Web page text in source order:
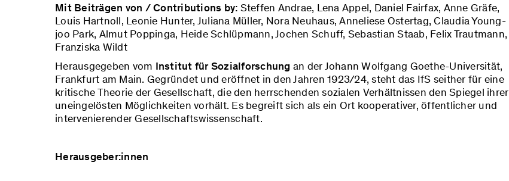
Mit Beiträgen von / Contributions by: Steffen Andrae, Lena Appel, Daniel Fairfax, Anne Gräfe,
Louis Hartnoll, Leonie Hunter, Juliana Müller, Nora Neuhaus, Anneliese Ostertag, Claudia Young-
joo Park, Almut Poppinga, Heide Schlüpmann, Jochen Schuff, Sebastian Staab, Felix Trautmann,
Franziska Wildt
Herausgegeben vom Institut für Sozialforschung an der Johann Wolfgang Goethe-Universität,
Frankfurt am Main. Gegründet und eröffnet in den Jahren 1923/24, steht das IfS seither für eine
kritische Theorie der Gesellschaft, die den herrschenden sozialen Verhältnissen den Spiegel ihrer
uneingelösten Möglichkeiten vorhält. Es begreift sich als ein Ort kooperativer, öffentlicher und
intervenierender Gesellschaftswissenschaft.
Herausgeber:innen